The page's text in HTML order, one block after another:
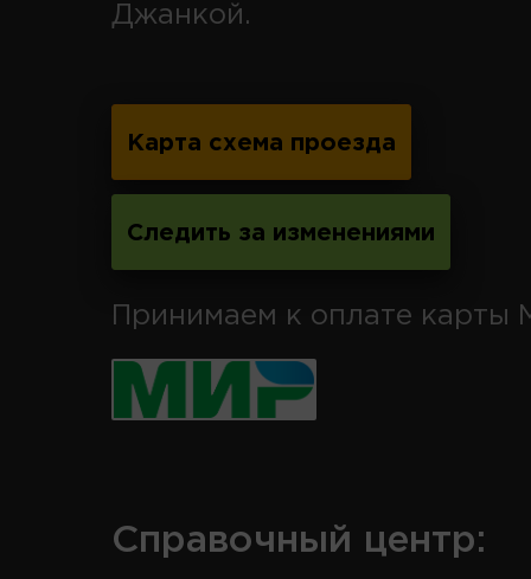
Джанкой.
Карта схема проезда
Следить за изменениями
Принимаем к оплате карты
Справочный центр: